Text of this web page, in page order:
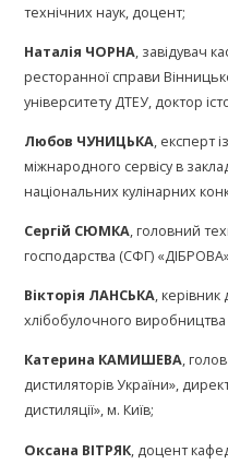
технічних наук, доцент;
Наталія ЧОРНА, завідувач
ресторанної справи
університету ДТЕУ, доктор
Любов ЧУНИЦЬКА, експерт
міжнародного сервісу в
національних кулінарних
Сергій СЮМКА, головний
господарства (СФГ)
Вікторія ЛАНСЬКА,
хлібобулочного
Катерина КАМИШЕВА,
дистиляторів України»,
дистиляції», м. Київ;
Оксана ВІТРЯК, доцент